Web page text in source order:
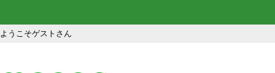
ようこそゲストさん